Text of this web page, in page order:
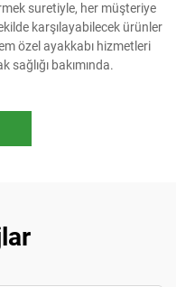
suretiyle, her müşteriye
karşılayabilecek ürünler
özel ayakkabı hizmetleri
sağlığı bakımında.